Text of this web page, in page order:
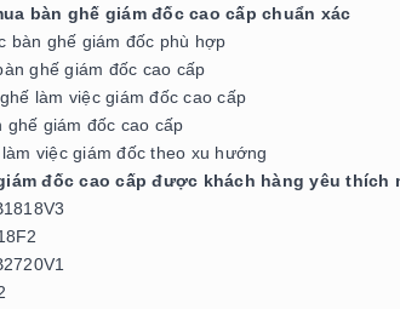
bàn ghế giám đốc cao cấp chuẩn xác
bàn ghế giám đốc phù hợp
ghế giám đốc cao cấp
làm việc giám đốc cao cấp
ghế giám đốc cao cấp
việc giám đốc theo xu hướng
đốc cao cấp được khách hàng yêu thích